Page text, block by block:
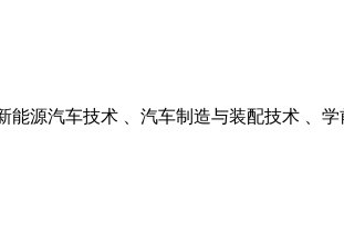
能源汽车技术 、汽车制造与装配技术 、